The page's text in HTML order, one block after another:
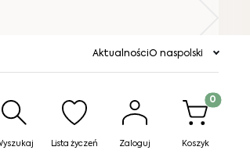
AktualnościO naspolski
Lista życzeń Zaloguj
Produkty
Koszyk